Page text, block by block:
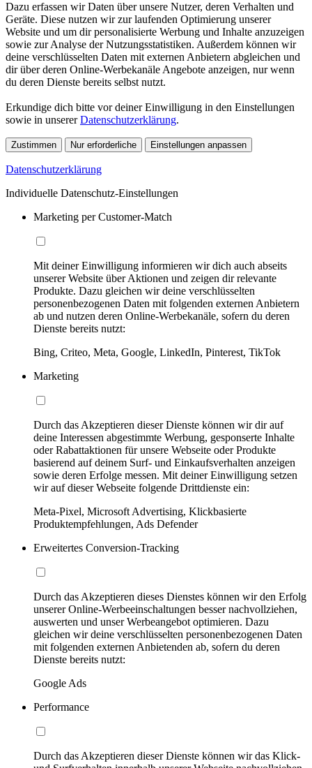
Dazu erfassen wir Daten über unsere Nutzer, deren Verhalten und
Geräte. Diese nutzen wir zur laufenden Optimierung unserer
Website und um dir personalisierte Werbung und Inhalte anzuzeigen
sowie zur Analyse der Nutzungsstatistiken. Außerdem können wir
deine verschlüsselten Daten mit externen Anbietern abgleichen und
dir über deren Online-Werbekanäle Angebote anzeigen, nur wenn
du deren Dienste bereits selbst nutzt.
Erkundige dich bitte vor deiner Einwilligung in den Einstellungen
sowie in unsererDatenschutzerklärung.
Zustimmen Nur erforderliche Einstellungen anpassen
Datenschutzerklärung
Individuelle Datenschutz-Einstellungen
Marketing per Customer-Match
Mit deiner Einwilligung informieren wir dich auch abseits
unserer Website über Aktionen und zeigen dir relevante
Produkte. Dazu gleichen wir deine verschlüsselten
personenbezogenen Daten mit folgenden externen Anbietern
ab und nutzen deren Online-Werbekanäle, sofern du deren
Dienste bereits nutzt:
Bing, Criteo, Meta, Google, LinkedIn, Pinterest, TikTok
Marketing
Durch das Akzeptieren dieser Dienste können wir dir auf
deine Interessen abgestimmte Werbung, gesponserte Inhalte
oder Rabattaktionen für unsere Webseite oder Produkte
basierend auf deinem Surf- und Einkaufsverhalten anzeigen
sowie deren Erfolge messen. Mit deiner Einwilligung setzen
wir auf dieser Webseite folgende Drittdienste ein:
Meta-Pixel, Microsoft Advertising, Klickbasierte
Produktempfehlungen, Ads Defender
Erweitertes Conversion-Tracking
Durch das Akzeptieren dieses Dienstes können wir den Erfolg
unserer Online-Werbeeinschaltungen besser nachvollziehen,
auswerten und unser Werbeangebot optimieren. Dazu
gleichen wir deine verschlüsselten personenbezogenen Daten
mit folgenden externen Anbietenden ab, sofern du deren
Dienste bereits nutzt:
Google Ads
Performance
Durch das Akzeptieren dieser Dienste können wir das Klick-